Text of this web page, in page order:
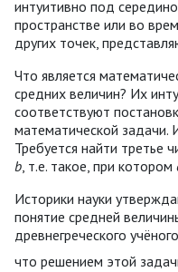
интуитивно под
пространстве или во
других точек,
Что является
средних величин? Их
соответствуют
математической задачи.
Требуется найти третье
b, т.е. такое, при котором
Историки науки
понятие средней
древнегреческого
что решением этой